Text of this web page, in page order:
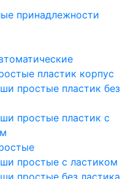
принадлежности
пластик корпус
простые пластик без
простые пластик с
простые с ластиком
простые без ластика